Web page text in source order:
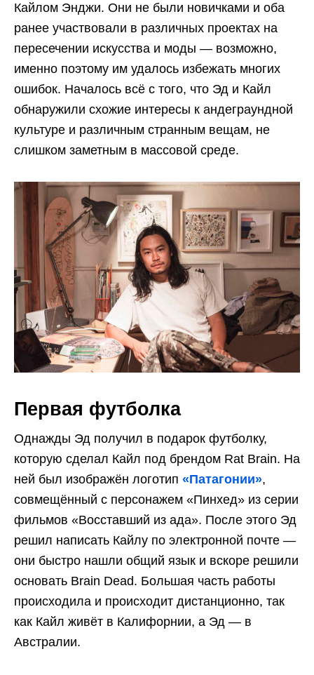
Кайлом Энджи. Они не были новичками и оба
ранее участвовали в различных проектах на
пересечении искусства и моды — возможно,
именно поэтому им удалось избежать многих
ошибок. Началось всё с того, что Эд и Кайл
обнаружили схожие интересы к андеграундной
культуре и различным странным вещам, не
слишком заметным в массовой среде.
Первая футболка
Однажды Эд получил в подарок футболку,
которую сделал Кайл под брендом Rat Brain. На
ней был изображён логотип «Патагонии»,
совмещённый с персонажем «Пинхед» из серии
фильмов «Восставший из ада». После этого Эд
решил написать Кайлу по электронной почте —
они быстро нашли общий язык и вскоре решили
основать Brain Dead. Большая часть работы
происходила и происходит дистанционно, так
как Кайл живёт в Калифорнии, а Эд — в
Австралии.